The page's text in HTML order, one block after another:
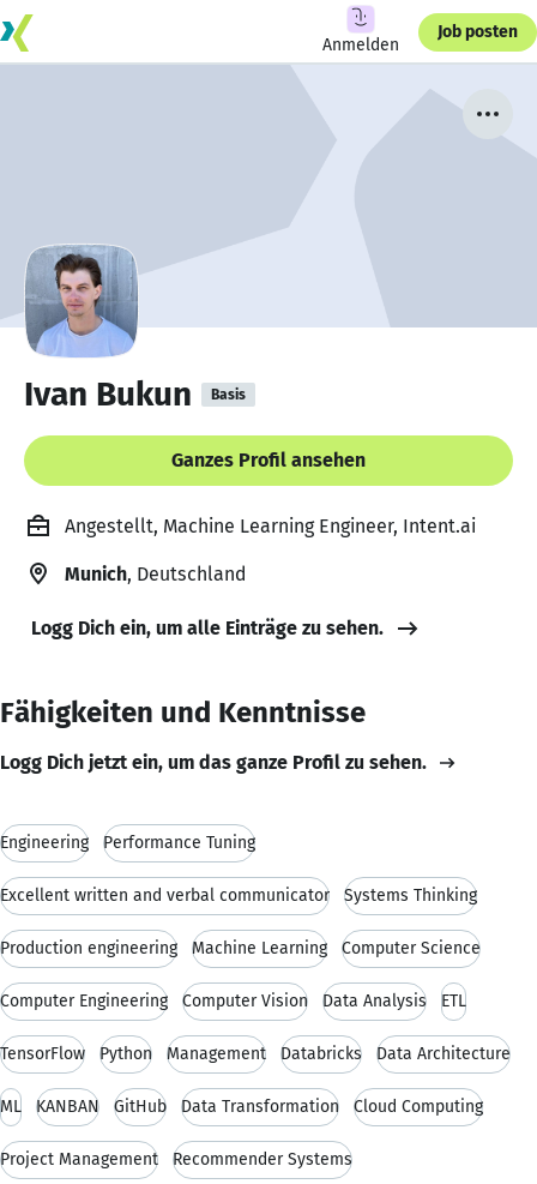
Anmelden
Job posten
Ivan Bukun Basis
Ganzes Profil ansehen
Angestellt, Machine Learning Engineer, Intent.ai
Munich, Deutschland
Logg Dich ein, um alle Einträge zu sehen.
Fähigkeiten und Kenntnisse
Logg Dich jetzt ein, um das ganze Profil zu sehen.
Engineering Performance Tuning
Excellent written and verbal communicator Systems Thinking
Production engineering Machine Learning Computer Science
Computer Engineering Computer Vision Data Analysis ETL
TensorFlow Python Management Databricks Data Architecture
ML KANBAN GitHub Data Transformation Cloud Computing
Project Management Recommender Systems